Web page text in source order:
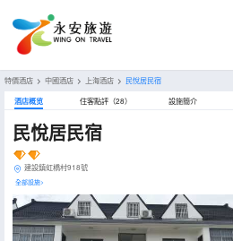
特價酒店 > 中國酒店 > 上海酒店 > 民悅居民宿
酒店概览 住客點評（28） 設施簡介
民悅居民宿
建設鎮虹橋村918號
全部設施>